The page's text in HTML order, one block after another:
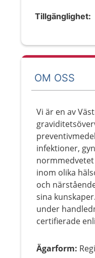
Tillgänglighet:
OM OSS
Vi är en av
infektioner,
inom olika
och
sina
under
certifierade
Ägarform: